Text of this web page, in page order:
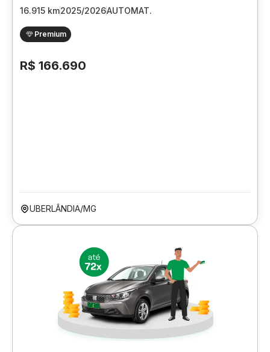
16.915 km2025/2026AUTOMAT.
Premium
R$ 166.690
UBERLÂNDIA/MG